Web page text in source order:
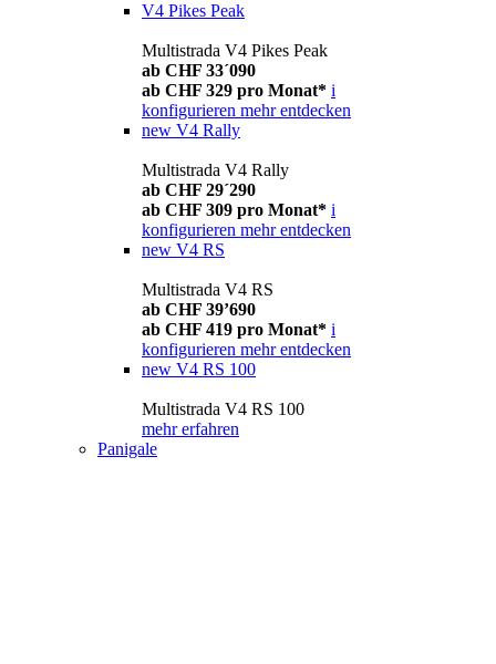
V4 Pikes Peak
Multistrada V4 Pikes Peak
ab CHF 33´090
ab CHF 329 pro Monat* i
konfigurieren mehr entdecken
new V4 Rally
Multistrada V4 Rally
ab CHF 29´290
ab CHF 309 pro Monat* i
konfigurieren mehr entdecken
new V4 RS
Multistrada V4 RS
ab CHF 39’690
ab CHF 419 pro Monat* i
konfigurieren mehr entdecken
new V4 RS 100
Multistrada V4 RS 100
mehr erfahren
Panigale